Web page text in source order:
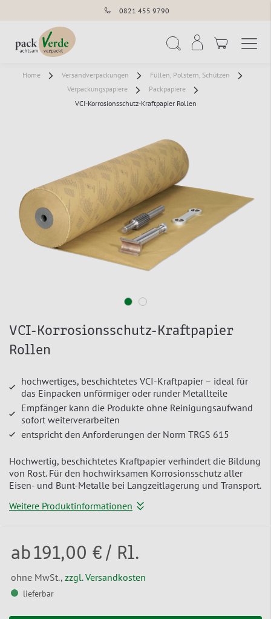
0821 455 9790
Home Versandverpackungen
Füllen, Polstern, Schützen
Verpackungspapiere
Packpapiere
VCI-Korrosionsschutz-Kraftpapier Rollen
VCI-Korrosionsschutz-Kraftpapier
Rollen
hochwertiges, beschichtetes VCI-Kraftpapier – ideal für
das Einpacken unförmiger oder runder Metallteile
Empfänger kann die Produkte ohne Reinigungsaufwand
sofort weiterverarbeiten
entspricht den Anforderungen der Norm TRGS 615
Hochwertig, beschichtetes Kraftpapier verhindert die Bildung
von Rost. Für den hochwirksamen Korrosionsschutz aller
Eisen- und Bunt-Metalle bei Langzeitlagerung und Transport.
Weitere Produktinformationen
ab191,00 € / Rl.
ohne MwSt., zzgl. Versandkosten
lieferbar